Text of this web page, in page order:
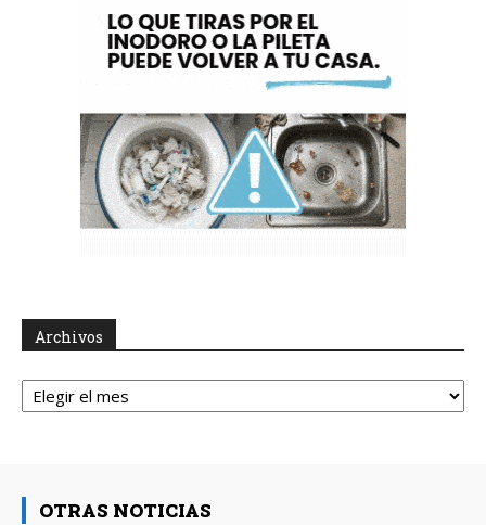
Archivos
Archivos
OTRAS NOTICIAS